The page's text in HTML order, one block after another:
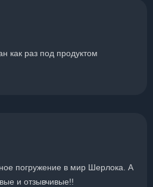
как раз под продуктом
погружение в мир Шерлока. А
и отзывчивые!!